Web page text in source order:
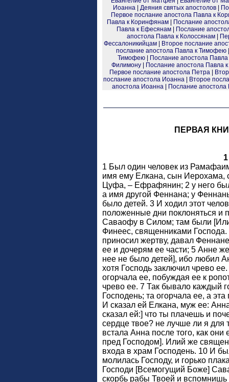
Иоанна
Деяния святых апостолов
Первое послание апостола Павла к
Павла к Коринфянам|
Послание
Павла к Ефесянам
Послание
апостола Павла к Колоссянам|
Фессалоникийцам
Второе послание
послание апостола Павла к Тимофею
Тимофею
Послание апостола Павла
Филимону|
Послание апостола Павла
Первое послание апостола Петра
послание апостола Иоанна
Второе
апостола Иоанна
Послание
ПЕРВАЯ
1
1 Был один человек из
имя ему Елкана, сын Иерохама,
Цуфа, – Ефрафянин; 2 у него
а имя другой Феннана; у
было детей. 3 И ходил этот
положенные дни поклоняться и
Саваофу в Силом; там были
Финеес, священниками Господа.
приносил жертву, давал
ее и дочерям ее части; 5 Анне
нее не было детей], ибо любил
хотя Господь заключил чрево
огорчала ее, побуждая ее к
чрево ее. 7 Так бывало каждый
Господень; та огорчала ее, а
И сказал ей Елкана, муж ее:
сказал ей:] что ты плачешь и
сердце твое? не лучше ли я для
встала Анна после того, как
пред Господом]. Илий же
входа в храм Господень. 10 И
молилась Господу, и горько
Господи [Всемогущий Боже]
скорбь рабы Твоей и